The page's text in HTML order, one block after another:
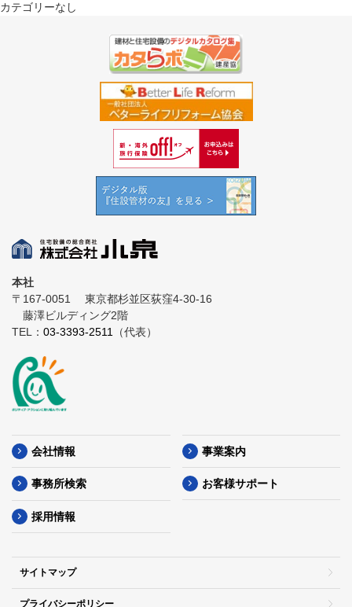
カテゴリーなし
本社
〒167-0051
東京都杉並区荻窪4-30-16
藤澤ビルディング2階
TEL： 03-3393-2511 （代表）
会社情報 事業案内
事務所検索 お客様サポート
採用情報
サイトマップ
プライバシーポリシー